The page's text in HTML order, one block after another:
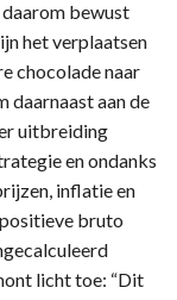
bewust
het verplaatsen
chocolade naar
daarnaast aan de
uitbreiding
en ondanks
inflatie en
bruto
licht toe: “Dit